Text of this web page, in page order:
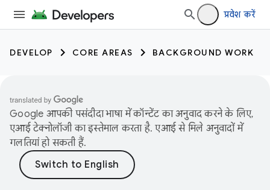
प्रवेश करें
DEVELOP CORE AREAS BACKGROUND WORK
Google आपकी पसंदीदा भाषा में कॉन्टेंट का अनुवाद करने के लिए,
एआई टेक्नोलॉजी का इस्तेमाल करता है. एआई से मिले अनुवादों में
गलतियां हो सकती हैं.